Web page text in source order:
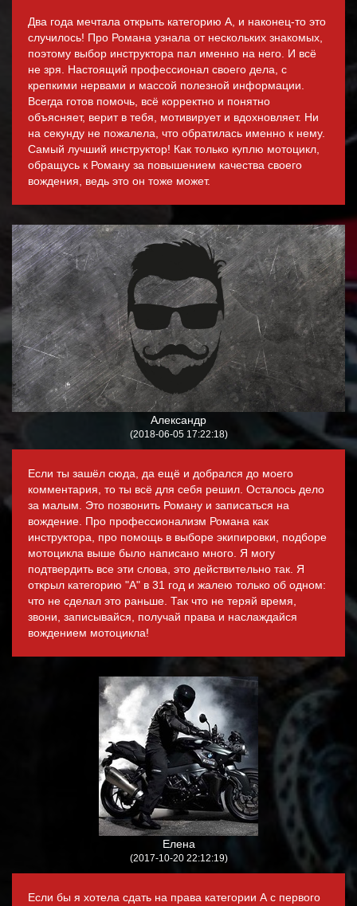
Два года мечтала открыть категорию А, и наконец-то это
случилось! Про Романа узнала от нескольких знакомых,
поэтому выбор инструктора пал именно на него. И всё
не зря. Настоящий профессионал своего дела, с
крепкими нервами и массой полезной информации.
Всегда готов помочь, всё корректно и понятно
объясняет, верит в тебя, мотивирует и вдохновляет. Ни
на секунду не пожалела, что обратилась именно к нему.
Самый лучший инструктор! Как только куплю мотоцикл,
обращусь к Роману за повышением качества своего
вождения, ведь это он тоже может.
Александр
(2018-06-05 17:22:18)
Если ты зашёл сюда, да ещё и добрался до моего
комментария, то ты всё для себя решил. Осталось дело
за малым. Это позвонить Роману и записаться на
вождение. Про профессионализм Романа как
инструктора, про помощь в выборе экипировки, подборе
мотоцикла выше было написано много. Я могу
подтвердить все эти слова, это действительно так. Я
открыл категорию "A" в 31 год и жалею только об одном:
что не сделал это раньше. Так что не теряй время,
звони, записывайся, получай права и наслаждайся
вождением мотоцикла!
Елена
(2017-10-20 22:12:19)
Если бы я хотела сдать на права категории А с первого